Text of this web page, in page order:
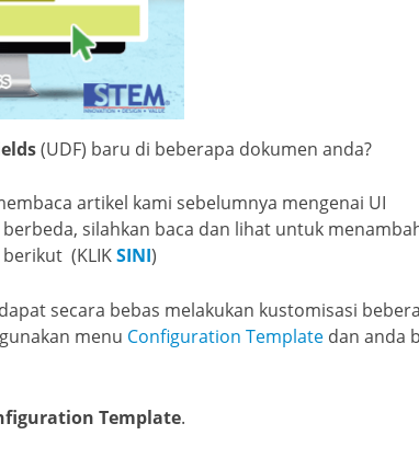
(UDF) baru di beberapa dokumen anda?
artikel kami sebelumnya mengenai UI
silahkan baca dan lihat untuk
(KLIKSINI)
secara bebas melakukan kustomisasi
menu Configuration Template dan anda
Template.